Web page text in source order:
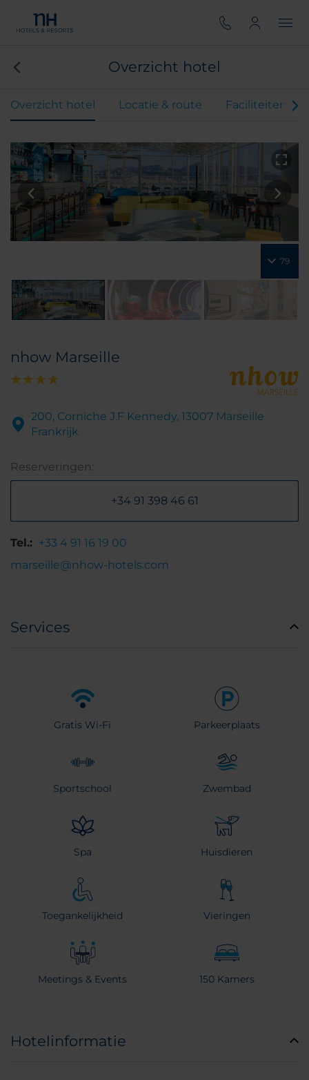
Overzicht hotel
Overzicht hotel Locatie & route Faciliteiten
79
nhow Marseille
200, Corniche J.F Kennedy, 13007 Marseille
Frankrijk
Reserveringen:
+34 91 398 46 61
Tel.: +33 4 91 16 19 00
marseille@nhow-hotels.com
Services
Gratis Wi-Fi Parkeerplaats
Sportschool Zwembad
Spa Huisdieren
Toegankelijkheid Vieringen
Meetings & Events 150 Kamers
Hotelinformatie